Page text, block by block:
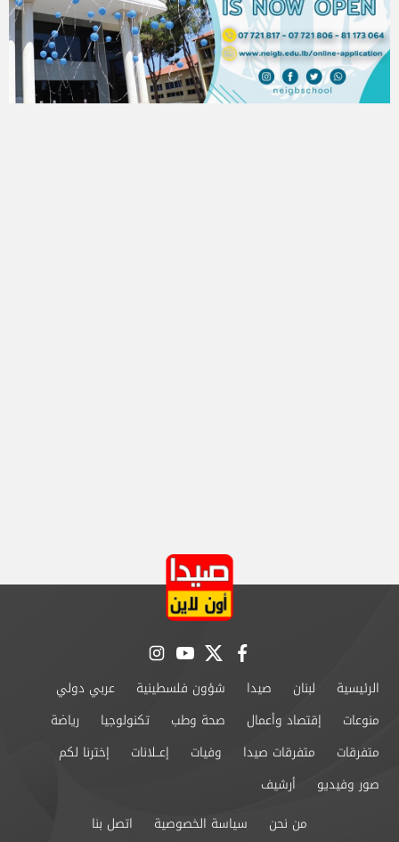
facebook
twitter
youtube
instagram
الرئيسية لبنان صيدا شؤون فلسطينية
عربي دولي
منوعات
إقتصاد وأعمال صحة وطب تكنولوجيا
رياضة
متفرقات
متفرقات صيدا وفيات إعــلانات
إخترنا لكم
صور وفيديو
أرشيف
من نحن
سياسة الخصوصية اتصل بنا